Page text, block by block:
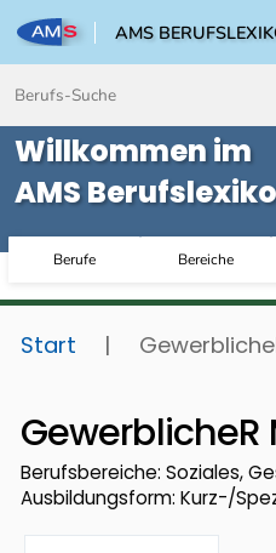
AMS
Willkommen im
AMS
Berufe Bereiche
Start |
GewerblicheR
Berufsbereiche: Soziales,
Ausbildungsform: Kurz-/